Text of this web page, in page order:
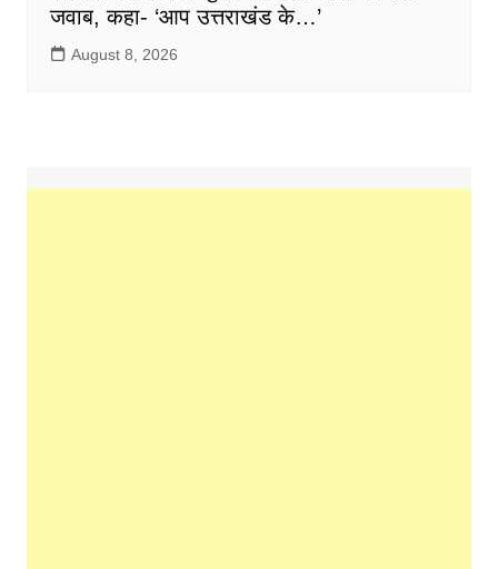
जवाब, कहा- ‘आप उत्तराखंड के…’
August 8, 2026